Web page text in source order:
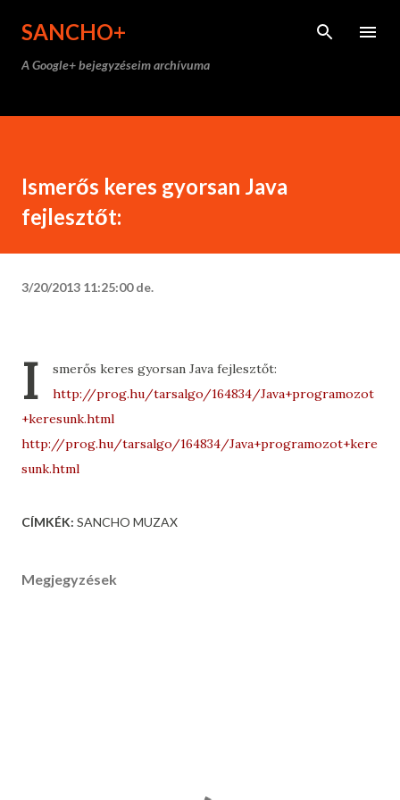
SANCHO+
A Google+ bejegyzéseim archívuma
Ismerős keres gyorsan Java
fejlesztőt:
3/20/2013 11:25:00 de.
I
smerős keres gyorsan Java fejlesztőt:
http://prog.hu/tarsalgo/164834/Java+programozot
+keresunk.html
http://prog.hu/tarsalgo/164834/Java+programozot+kere
sunk.html
CÍMKÉK: SANCHO MUZAX
Megjegyzések